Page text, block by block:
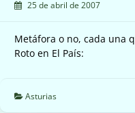
25 de abril de 2007
Metáfora o no, cada una
Roto en El País:
Asturias